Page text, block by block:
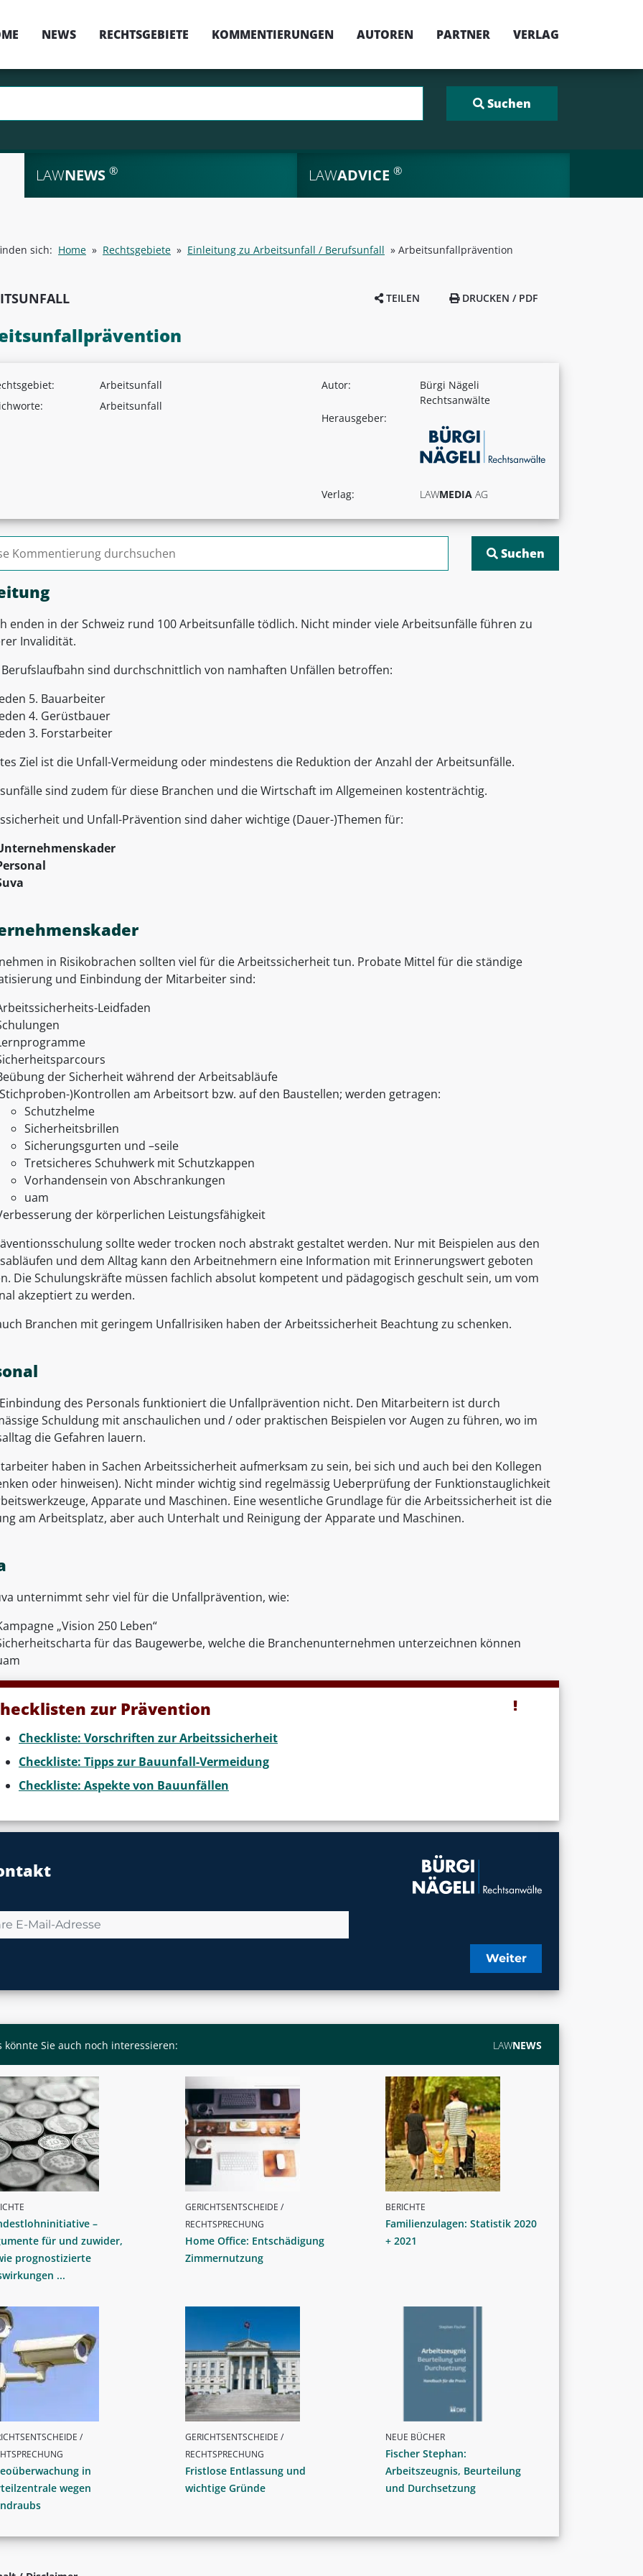
NEWS RECHTSGEBIETE KOMMENTIERUNGEN AUTOREN PARTNER VERLAG
LAWNEWS ® LAWADVICE ®
sich: Home » Rechtsgebiete » Einleitung zu Arbeitsunfall / Berufsunfall » Arbeitsunfallprävention
TEILEN DRUCKEN / PDF
Arbeitsunfall
Arbeitsunfall
Autor:
Bürgi Nägeli
Rechtsanwälte
Herausgeber:
Verlag: LAWMEDIA AG
enden in der Schweiz rund 100 Arbeitsunfälle tödlich. Nicht minder viele Arbeitsunfälle führen zu
Invalidität.
sind durchschnittlich von namhaften Unfällen betroffen:
5. Bauarbeiter
4. Gerüstbauer
3. Forstarbeiter
Ziel ist die Unfall-Vermeidung oder mindestens die Reduktion der Anzahl der Arbeitsunfälle.
sind zudem für diese Branchen und die Wirtschaft im Allgemeinen kostenträchtig.
und Unfall-Prävention sind daher wichtige (Dauer-)Themen für:
in Risikobrachen sollten viel für die Arbeitssicherheit tun. Probate Mittel für die ständige
und Einbindung der Mitarbeiter sind:
Leidfaden
der Sicherheit während der Arbeitsabläufe
)Kontrollen am Arbeitsort bzw. auf den Baustellen; werden getragen:
Schutzhelme
Sicherheitsbrillen
Sicherungsgurten und –seile
Tretsicheres Schuhwerk mit Schutzkappen
Vorhandensein von Abschrankungen
uam
der körperlichen Leistungsfähigkeit
sollte weder trocken noch abstrakt gestaltet werden. Nur mit Beispielen aus den
und dem Alltag kann den Arbeitnehmern eine Information mit Erinnerungswert geboten
Die Schulungskräfte müssen fachlich absolut kompetent und pädagogisch geschult sein, um vom
akzeptiert zu werden.
Branchen mit geringem Unfallrisiken haben der Arbeitssicherheit Beachtung zu schenken.
des Personals funktioniert die Unfallprävention nicht. Den Mitarbeitern ist durch
Schuldung mit anschaulichen und / oder praktischen Beispielen vor Augen zu führen, wo im
die Gefahren lauern.
haben in Sachen Arbeitssicherheit aufmerksam zu sein, bei sich und auch bei den Kollegen
oder hinweisen). Nicht minder wichtig sind regelmässig Ueberprüfung der Funktionstauglichkeit
Apparate und Maschinen. Eine wesentliche Grundlage für die Arbeitssicherheit ist die
am Arbeitsplatz, aber auch Unterhalt und Reinigung der Apparate und Maschinen.
unternimmt sehr viel für die Unfallprävention, wie:
„Vision 250 Leben“
für das Baugewerbe, welche die Branchenunternehmen unterzeichnen können
zur Prävention
Checkliste: Vorschriften zur Arbeitssicherheit
Checkliste: Tipps zur Bauunfall-Vermeidung
Checkliste: Aspekte von Bauunfällen
Weiter
könnte Sie auch noch interessieren: LAWNEWS
–
für und zuwider,
prognostizierte
...
GERICHTSENTSCHEIDE /
RECHTSPRECHUNG
Home Office: Entschädigung
Zimmernutzung
BERICHTE
Familienzulagen: Statistik 2020
+ 2021
/
in
wegen
GERICHTSENTSCHEIDE /
RECHTSPRECHUNG
Fristlose Entlassung und
wichtige Gründe
NEUE BÜCHER
Fischer Stephan:
Arbeitszeugnis, Beurteilung
und Durchsetzung